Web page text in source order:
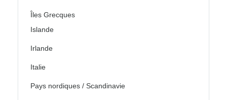
Îles Grecques
Islande
Irlande
Italie
Pays nordiques / Scandinavie